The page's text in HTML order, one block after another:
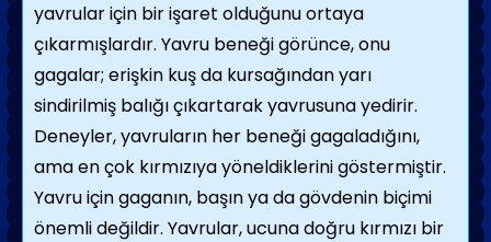
yavrular için bir işaret olduğunu ortaya
çıkarmışlardır. Yavru beneği görünce, onu
gagalar; erişkin kuş da kursağından yarı
sindirilmiş balığı çıkartarak yavrusuna yedirir.
Deneyler, yavruların her beneği gagaladı­ğını,
ama en çok kırmızıya yöneldiklerini göstermiştir.
Yavru için gaganın, başın ya da gövdenin biçimi
önemli değildir. Yavrular, ucuna doğru kırmızı bir